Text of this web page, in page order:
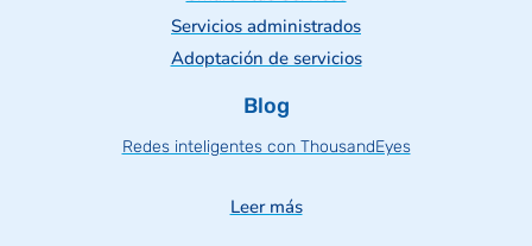
Servicios administrados
Adoptación de servicios
Blog
Redes inteligentes con ThousandEyes
Leer más